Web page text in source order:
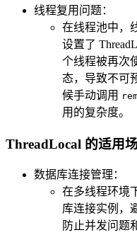
线程复用问题：
在线程池中，
设置了
个线程被再次
态，导致不可
候手动调用
用的复杂度。
ThreadLocal 的适用
数据库连接管理：
在多线程环境
库连接实例，
防止并发问题